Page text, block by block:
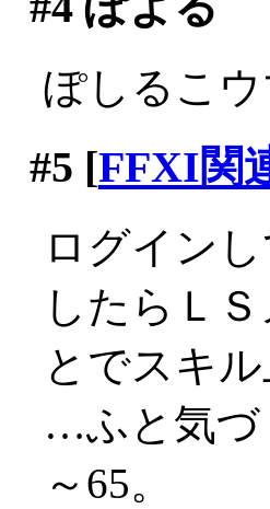
ぽしるこウ
#5 [FFXI関
ログイン
したらＬ
とでスキ
…ふと気づ
～65。